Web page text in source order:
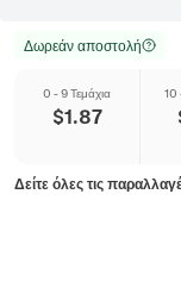
Δωρεάν αποστολή
0 - 9 Τεμάχια
$1.87
10
Δείτε όλες τις